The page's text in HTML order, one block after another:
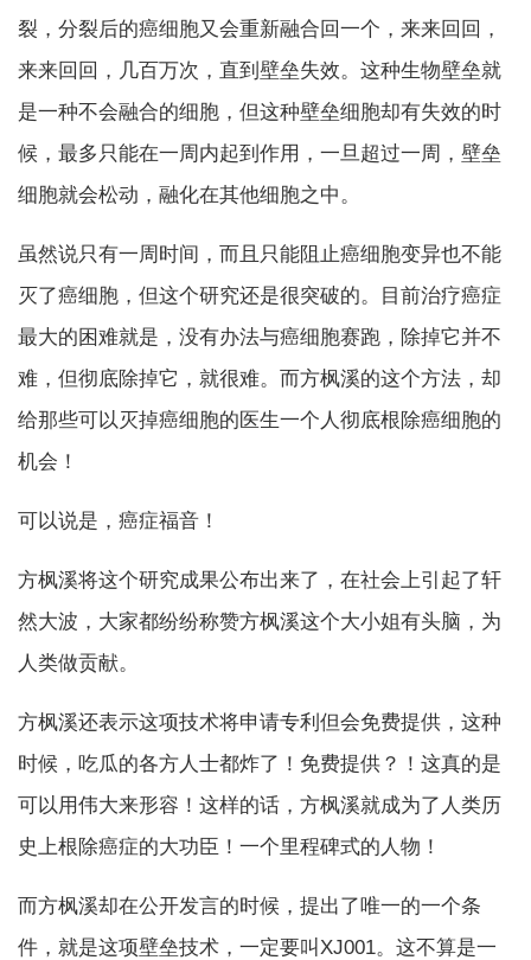
裂，分裂后的癌细胞又会重新融合回一个，来来回回，
来来回回，几百万次，直到壁垒失效。这种生物壁垒就
是一种不会融合的细胞，但这种壁垒细胞却有失效的时
候，最多只能在一周内起到作用，一旦超过一周，壁垒
细胞就会松动，融化在其他细胞之中。
虽然说只有一周时间，而且只能阻止癌细胞变异也不能
灭了癌细胞，但这个研究还是很突破的。目前治疗癌症
最大的困难就是，没有办法与癌细胞赛跑，除掉它并不
难，但彻底除掉它，就很难。而方枫溪的这个方法，却
给那些可以灭掉癌细胞的医生一个人彻底根除癌细胞的
机会！
可以说是，癌症福音！
方枫溪将这个研究成果公布出来了，在社会上引起了轩
然大波，大家都纷纷称赞方枫溪这个大小姐有头脑，为
人类做贡献。
方枫溪还表示这项技术将申请专利但会免费提供，这种
时候，吃瓜的各方人士都炸了！免费提供？！这真的是
可以用伟大来形容！这样的话，方枫溪就成为了人类历
史上根除癌症的大功臣！一个里程碑式的人物！
而方枫溪却在公开发言的时候，提出了唯一的一个条
件，就是这项壁垒技术，一定要叫XJ001。这不算是一